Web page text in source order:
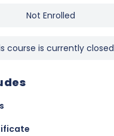
Not Enrolled
course is currently closed